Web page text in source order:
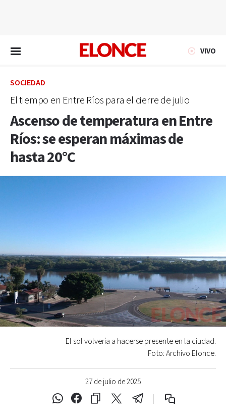
VIVO
SOCIEDAD
El tiempo en Entre Ríos para el cierre de julio
Ascenso de temperatura en Entre
Ríos: se esperan máximas de
hasta 20°C
27 de julio de 2025
El sol volvería a hacerse presente en la ciudad.
Foto: Archivo Elonce.